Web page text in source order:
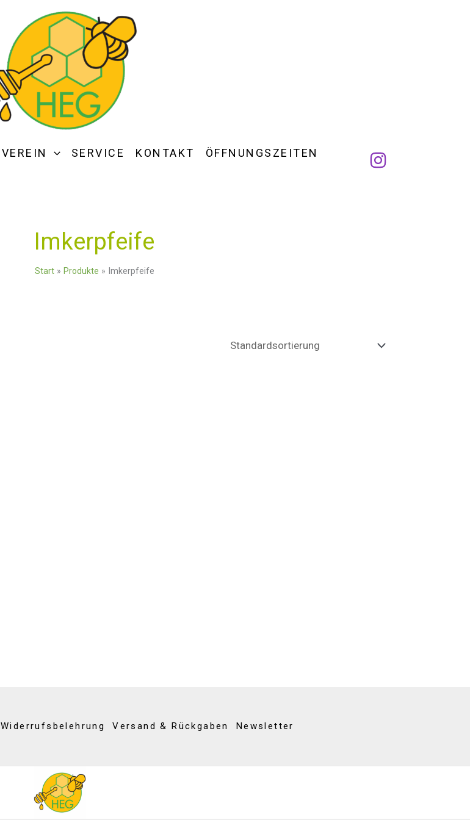
VEREIN SERVICE KONTAKT
ÖFFNUNGSZEITEN
Imkerpfeife
Start Produkte Imkerpfeife
Widerrufsbelehrung Versand & Rückgaben Newsletter